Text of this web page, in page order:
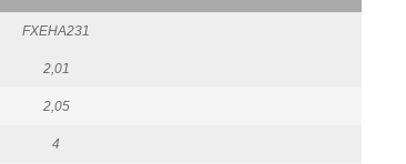
FXEHA231
2,01
2,05
4